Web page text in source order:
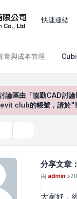
快速連結
量與成本管理
區由「協勤CAD討論
club的帳號，請於"
分享文章
文章
由 admin »
大家好，